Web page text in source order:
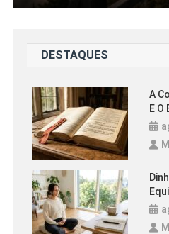
DESTAQUES
A
E